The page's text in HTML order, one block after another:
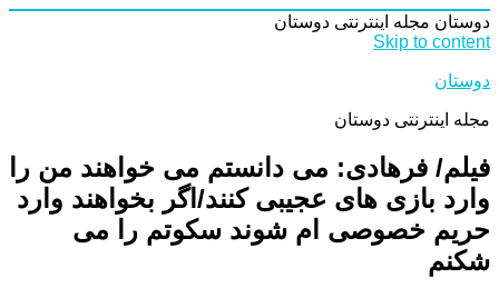
دوستان مجله اینترنتی دوستان
Skip to content
دوستان
مجله اینترنتی دوستان
فیلم/ فرهادی: می دانستم می خواهند من را
وارد بازی های عجیبی کنند/اگر بخواهند وارد
حریم خصوصی ام شوند سکوتم را می
شکنم